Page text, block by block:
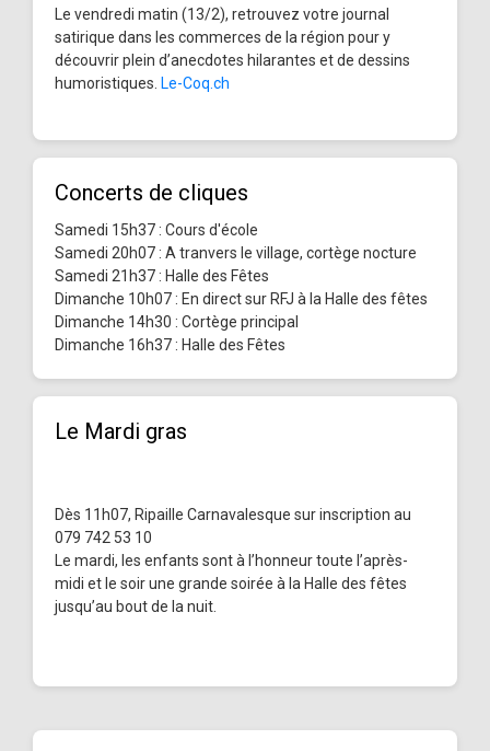
Le vendredi matin (13/2), retrouvez votre journal
satirique dans les commerces de la région pour y
découvrir plein d’anecdotes hilarantes et de dessins
humoristiques. Le-Coq.ch
Concerts de cliques
Samedi 15h37 : Cours d'école
Samedi 20h07 : A tranvers le village, cortège nocture
Samedi 21h37 : Halle des Fêtes
Dimanche 10h07 : En direct sur RFJ à la Halle des fêtes
Dimanche 14h30 : Cortège principal
Dimanche 16h37 : Halle des Fêtes
Le Mardi gras
Dès 11h07, Ripaille Carnavalesque sur inscription au
079 742 53 10
Le mardi, les enfants sont à l’honneur toute l’après-
midi et le soir une grande soirée à la Halle des fêtes
jusqu’au bout de la nuit.